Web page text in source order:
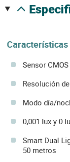
Sensor
Resolución
Modo día/
0,001 lux y 0
Smart Dual
50 metros